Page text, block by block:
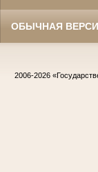
ОБЫЧНАЯ
2006-2026